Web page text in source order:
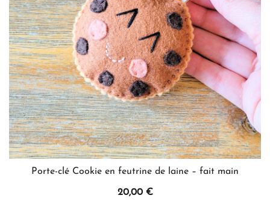
choisies
sur
la
page
du
produit
Porte-clé Cookie en feutrine de laine – fait main
20,00 €